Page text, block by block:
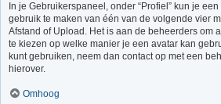
In je Gebruikerspaneel, onder “Profiel” kun je
gebruik te maken van één van de volgende vier
Afstand of Upload. Het is aan de beheerders om
te kiezen op welke manier je een avatar kan
kunt gebruiken, neem dan contact op met een
hierover.
Omhoog